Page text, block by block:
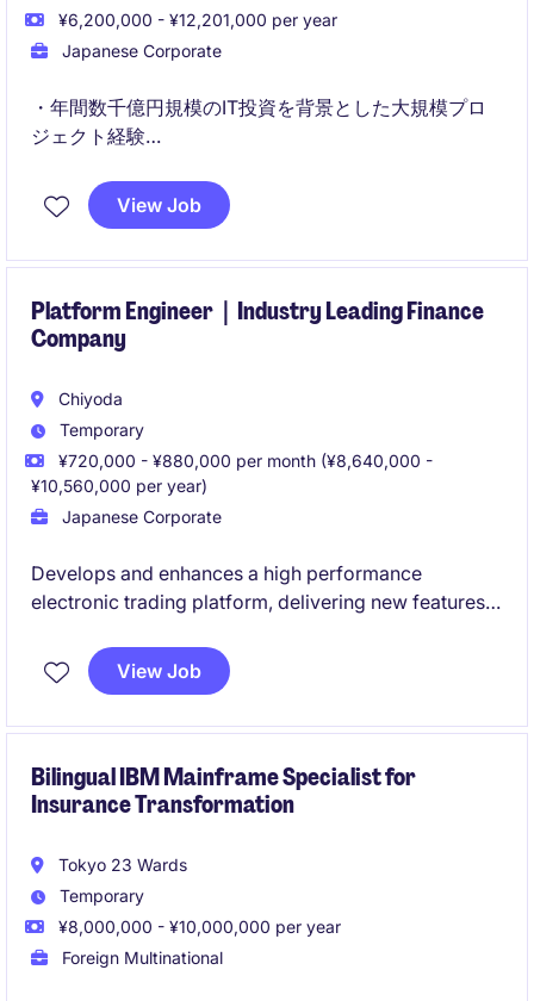
¥6,200,000 - ¥12,201,000 per year
Japanese Corporate
・年間数千億円規模のIT投資を背景とした大規模プロ
ジェクト経験
な開発機会View Job
Platform Engineer｜Industry Leading Finance
Company
Chiyoda
Temporary
¥720,000 - ¥880,000 per month (¥8,640,000 -
¥10,560,000 per year)
Japanese Corporate
Develops and enhances a high performance
electronic trading platform, delivering new features,
Requires strong Java development experience,
ideally within algorithmic trading and distributed
View Job
Bilingual IBM Mainframe Specialist for
Insurance Transformation
Tokyo 23 Wards
Temporary
¥8,000,000 - ¥10,000,000 per year
Foreign Multinational